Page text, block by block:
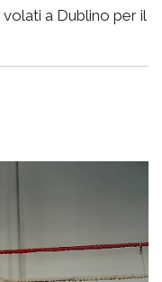
a Dublino per il